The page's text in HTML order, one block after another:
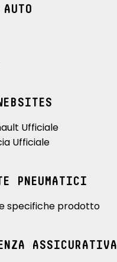
Ufficiale
Ufficiale
PNEUMATICI
specifiche prodotto
ASSICURATIVA